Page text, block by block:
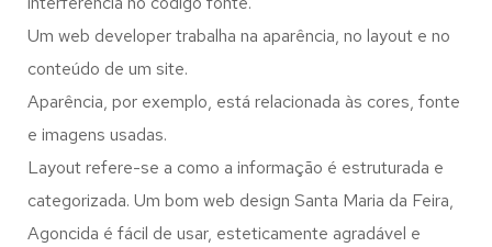
Um web developer trabalha na aparência, no layout e no
conteúdo de um site.
Aparência, por exemplo, está relacionada às cores, fonte
e imagens usadas.
Layout refere-se a como a informação é estruturada e
categorizada. Um bom web design Santa Maria da Feira,
Agoncida é fácil de usar, esteticamente agradável e